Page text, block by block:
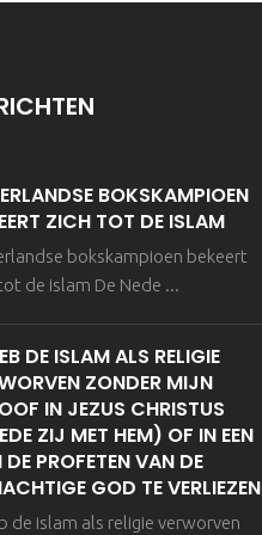
BOKSKAMPIOEN
ZICH TOT DE ISLAM
bokskampioen bekeert
de islam De Nede ...
DE ISLAM ALS RELIGIE
ZONDER MIJN
IN JEZUS CHRISTUS
ZIJ MET HEM) OF IN EEN
PROFETEN VAN DE
GOD TE VERLIEZEN
de islam als religie verworven